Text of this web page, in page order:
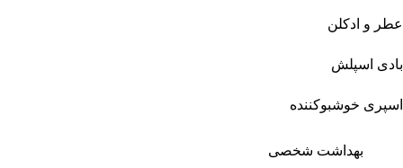
عطر و ادکلن
بادی اسپلش
اسپری خوشبوکننده
بهداشت شخصی